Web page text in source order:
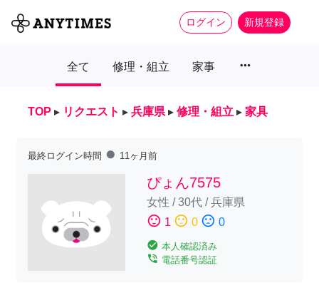
ログイン 新規登録
全て 修理・組立 家事 more_horiz
TOP ▸ リクエスト ▸ 兵庫県 ▸ 修理・組立 ▸ 家具
最終ログイン時間 fiber_manual_record 11ヶ月前
ぴょん7575
女性 /30代/兵庫県
sentiment_satisfied 1 sentiment_neutral 0 sentiment_dissatisfied 0
check_circle 本人確認済み
phone_in_talk 電話番号認証